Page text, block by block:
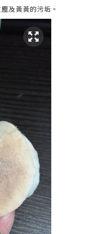
及黃黃的污垢。